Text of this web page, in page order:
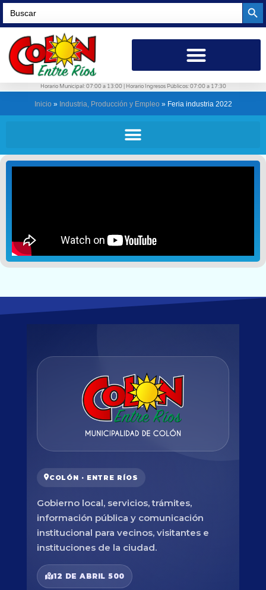
Search
for:
Horario Municipal: 07:00 a 13:00 | Horario Ingresos Públicos: 07:00 a 17:30
Inicio » Industria, Producción y Empleo » Feria industria 2022
COLÓN · ENTRE RÍOS
Gobierno local, servicios, trámites,
información pública y comunicación
institucional para vecinos, visitantes e
instituciones de la ciudad.
12 DE ABRIL 500